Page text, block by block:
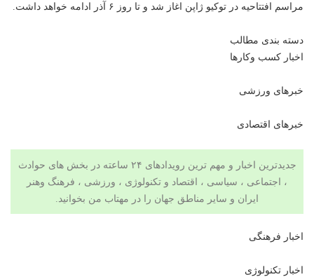
مراسم افتتاحیه در توکیو ژاپن اغاز شد و تا روز ۶ آذر ادامه خواهد داشت.
دسته بندی مطالب
اخبار کسب وکارها
خبرهای ورزشی
خبرهای اقتصادی
جدیدترین اخبار و مهم ترین رویدادهای ۲۴ ساعته در بخش های حوادث
، اجتماعی ، سیاسی ، اقتصاد و تکنولوژی ، ورزشی ، فرهنگ وهنر
ایران و سایر مناطق جهان را در مهتاب من بخوانید.
اخبار فرهنگی
اخبار تکنولوژی